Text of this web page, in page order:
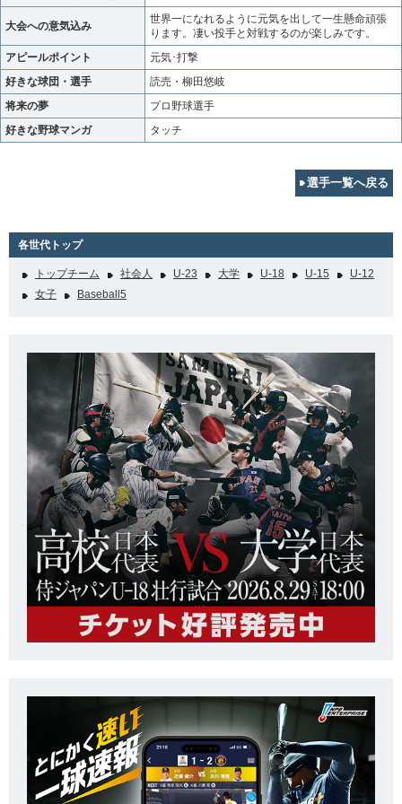
大会への意気込み
世界一になれるように元気を出して一生懸命頑張
ります。凄い投手と対戦するのが楽しみです。
アピールポイント
元気･打撃
好きな球団・選手
読売・柳田悠岐
将来の夢
プロ野球選手
好きな野球マンガ
タッチ
選手一覧へ戻る
各世代トップ
トップチーム 社会人 U-23 大学 U-18 U-15
U-12
女子
Baseball5